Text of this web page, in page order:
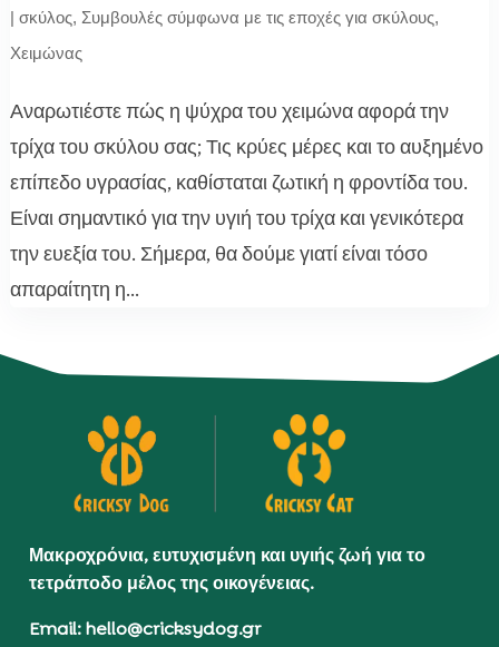
| σκύλος, Συμβουλές σύμφωνα με τις εποχές για σκύλους,
Χειμώνας
Αναρωτιέστε πώς η ψύχρα του χειμώνα αφορά την
τρίχα του σκύλου σας; Τις κρύες μέρες και το αυξημένο
επίπεδο υγρασίας, καθίσταται ζωτική η φροντίδα του.
Είναι σημαντικό για την υγιή του τρίχα και γενικότερα
την ευεξία του. Σήμερα, θα δούμε γιατί είναι τόσο
απαραίτητη η...
Μακροχρόνια, ευτυχισμένη και υγιής ζωή για το
τετράποδο μέλος της οικογένειας.
Email: hello@cricksydog.gr